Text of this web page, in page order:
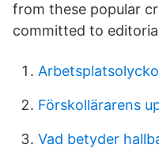
from these popular
committed to
Förskollärarens
Vad betyder